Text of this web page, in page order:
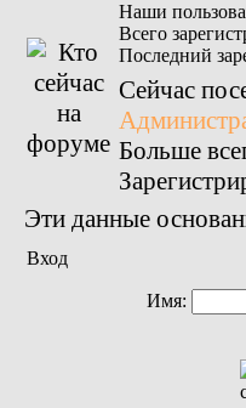
Наши
Всего
Последний
Сейчас
Больше
Эти данные
Вход
Имя: